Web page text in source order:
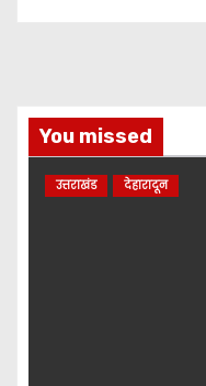
You missed
उत्तराखंड देहारादून